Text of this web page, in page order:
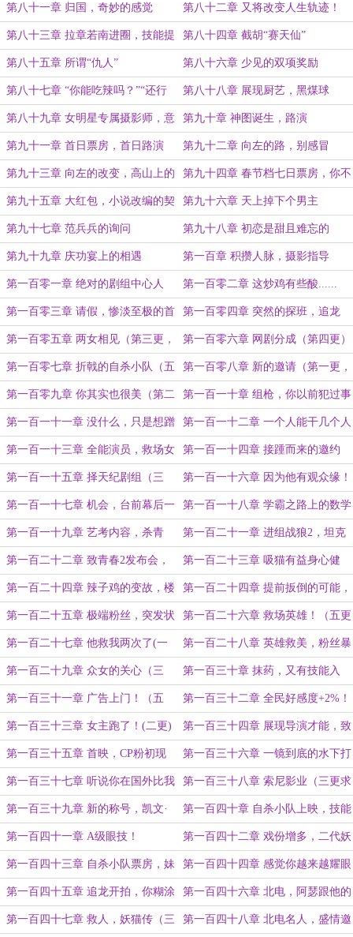
升点
第八十一章 归国，奇妙的感觉 第八十二章 又将改变人生轨迹！
第八十三章 拉章若南进圈，技能提
升点到手！
第八十四章 截胡“赛天仙”
第八十五章 所谓“仇人” 第八十六章 少见的双项奖励
第八十七章 “你能吃辣吗？”“还行
吧~”
第八十八章 展现厨艺，黑煤球
第八十九章 女明星专属摄影师，意
外的好消息
第九十章 神图诞生，路演
第九十一章 首日票房，首日路演 第九十二章 向左的路，别感冒
第九十三章 向左的改变，高山上的
风景！
第九十四章 春节档七日票房，你不
一样
第九十五章 大红包，小说改编的契
机
第九十六章 天上掉下个男主
第九十七章 范兵兵的询问 第九十八章 初恋是甜且难忘的
第九十九章 庆功宴上的相遇 第一百章 积攒人脉，摄影指导
第一百零一章 绝对的剧组中心人
物！
第一百零二章 这炒鸡有些酸......
第一百零三章 请假，惨淡至极的首
周票房！
第一百零四章 突然的探班，追龙
第一百零五章 两女相见（第三更，
求订阅！）
第一百零六章 网剧分成（第四更）
第一百零七章 折戟的自杀小队（五
更完毕，求订阅跟11月的保底月
票！）
第一百零八章 新的邀请（第一更，
求订阅！）
第一百零九章 你其实也很美（第二
更）
第一百一十章 组枪，你以前犯过事
儿？（三更）
第一百一十一章 没什么，只是想蹭
下热度（四更）
第一百一十二章 一个人能干几个人
的活儿！（五更完毕！）
第一百一十三章 全能演员，救场女
主（一更）
第一百一十四章 接踵而来的邀约
（二更）
第一百一十五章 择天纪剧组（三
更）
第一百一十六章 因为他有观众缘！
（四更）
第一百一十七章 机会，台前幕后一
把抓？（一更，求订阅月票！）
第一百一十八章 学霸之路上的数学
阻碍（二更）
第一百一十九章 艺考内容，杀青
（三更）
第一百二十一章 进组战狼2，坦克
后视镜问题（四更求订阅！）
第一百二十二章 致青春2发布会，
意外的人（五更）
第一百二十三章 吸猫有益身心健
康！（一更）
第一百二十四章 辣子鸡的变故，楼
下的女人（二更）
第一百二十四章 提前扳倒的可能，
薛定谔的想（三更）
第一百二十五章 极端粉丝，突发状
况（四更）
第一百二十六章 救场英雄！（五更
求订阅！）
第一百二十七章 他救我两次了(一
更)
第一百二十八章 英雄救美，粉丝暴
涨！（二更）
第一百二十九章 众女的关心（三
更）
第一百三十章 抹药，又有技能入
账！（四更！）
第一百三十一章 广告上门！（五
更！）
第一百三十二章 全民好感度+2%！
（一更，求订阅月票！）
第一百三十三章 女主跑了！(二更) 第一百三十四章 展现导演才能，致
青春2上映！（三更）
第一百三十五章 首映，CP粉初现
（四更求订阅！）
第一百三十六章 一镜到底的水下打
戏！（一更）
第一百三十七章 听说你在国外比我
都要红？（二更）
第一百三十八章 索尼影业（三更求
订阅！）
第一百三十九章 新的称号，凯文·
史派西（一更）
第一百四十章 自杀小队上映，技能
升级（二更）
第一百四十一章 A级眼技！ 第一百四十二章 戏份增多，二代妖
精开拍
第一百四十三章 自杀小队票房，妹
妹（一更求订阅！）
第一百四十四章 感觉你越来越耀眼
了！
第一百四十五章 追龙开拍，你糊涂
了！（一更）
第一百四十六章 北电，阿瑟跟他的
母亲（二更求订阅月票！）
第一百四十七章 救人，妖猫传（三 第一百四十八章 北电名人，盛情邀